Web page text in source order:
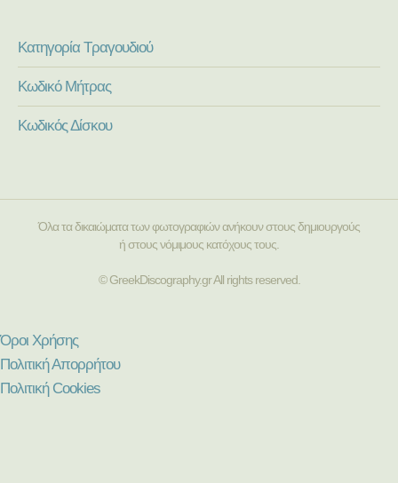
Κατηγορία Τραγουδιού
Κωδικό Μήτρας
Κωδικός Δίσκου
Όλα τα δικαιώματα των φωτογραφιών ανήκουν στους δημιουργούς
ή στους νόμιμους κατόχους τους.
© GreekDiscography.gr All rights reserved.
Όροι Χρήσης
Πολιτική Απορρήτου
Πολιτική Cookies